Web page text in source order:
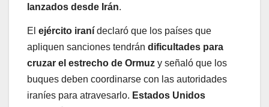
lanzados desde Irán.
El ejército iraní declaró que los países que
apliquen sanciones tendrán dificultades para
cruzar el estrecho de Ormuz y señaló que los
buques deben coordinarse con las autoridades
iraníes para atravesarlo. Estados Unidos